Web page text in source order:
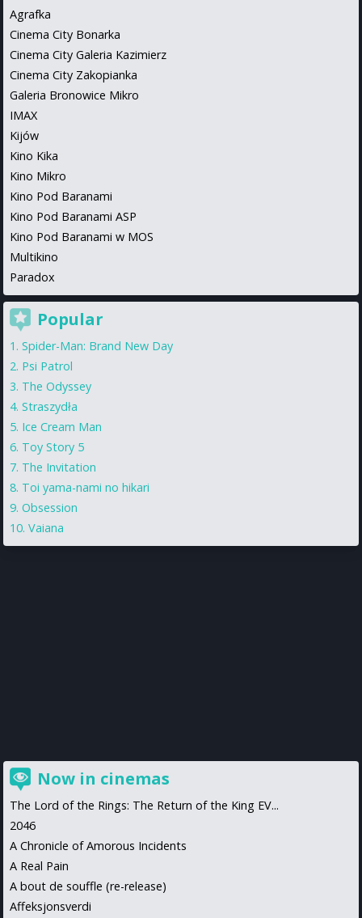
Agrafka
Cinema City Bonarka
Cinema City Galeria Kazimierz
Cinema City Zakopianka
Galeria Bronowice Mikro
IMAX
Kijów
Kino Kika
Kino Mikro
Kino Pod Baranami
Kino Pod Baranami ASP
Kino Pod Baranami w MOS
Multikino
Paradox
Popular
Spider-Man: Brand New Day
Psi Patrol
The Odyssey
Straszydła
Ice Cream Man
Toy Story 5
The Invitation
Toi yama-nami no hikari
Obsession
Vaiana
Now in cinemas
The Lord of the Rings: The Return of the King EV...
2046
A Chronicle of Amorous Incidents
A Real Pain
A bout de souffle (re-release)
Affeksjonsverdi